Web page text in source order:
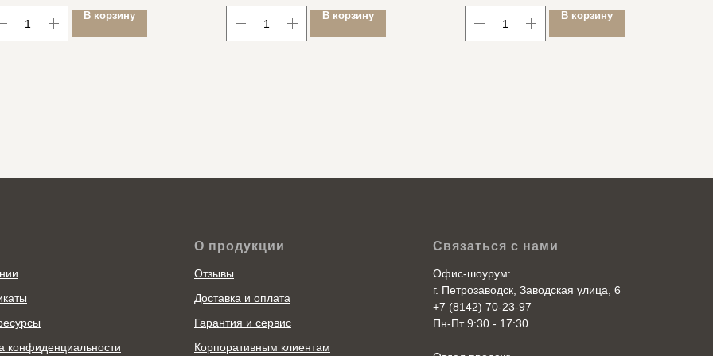
В корзину В корзину В корзину
конфиденциальности
О продукции
Отзывы
Доставка и оплата
Гарантия и сервис
Корпоративным клиентам
Связаться с нами
Офис-шоурум:
г. Петрозаводск, Заводская улица, 6
+7 (8142) 70-23-97
Пн-Пт 9:30 - 17:30